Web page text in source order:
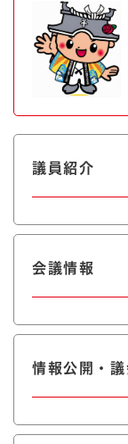
議員紹介
会議情報
情報公開・議